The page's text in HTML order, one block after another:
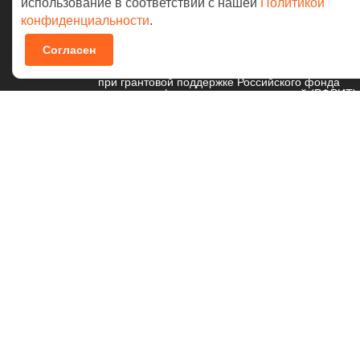
при грантовой поддержке Российского фонда
развития информационных технологий (РФРИТ)
использование в соответствии с нашей Политикой
конфиденциальности.
Согласен